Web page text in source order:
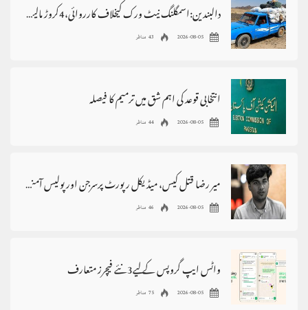
دالبندین:اسمگلنگ نیٹ ورک کیخلاف کارروائی،4کروڑ مالیت کا سامان ضبط
2026-08-05 43 مناظر
انتخابی قوعد کی اہم شق میں ترمیم کا فیصلہ
2026-08-05 44 مناظر
میر رضا قتل کیس، میڈیکل رپورٹ پرسرجن اور پولیس آمنے سامنے
2026-08-05 46 مناظر
واٹس ایپ گروپس کے لیے3نئے فیچرز متعارف
2026-08-05 75 مناظر